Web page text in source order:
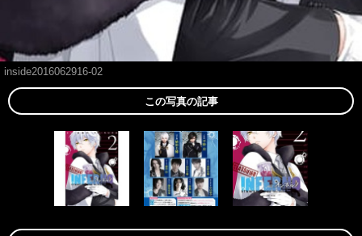
inside2016062916-02
この写真の記事